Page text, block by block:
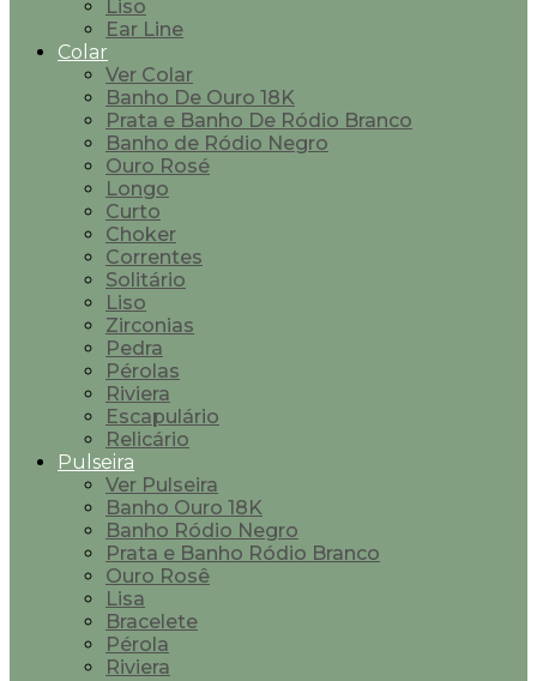
Liso
Ear Line
Colar
Ver Colar
Banho De Ouro 18K
Prata e Banho De Ródio Branco
Banho de Ródio Negro
Ouro Rosé
Longo
Curto
Choker
Correntes
Solitário
Liso
Zirconias
Pedra
Pérolas
Riviera
Escapulário
Relicário
Pulseira
Ver Pulseira
Banho Ouro 18K
Banho Ródio Negro
Prata e Banho Ródio Branco
Ouro Rosê
Lisa
Bracelete
Pérola
Riviera